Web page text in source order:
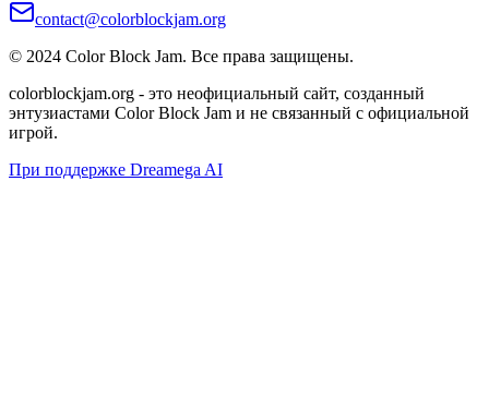
contact@colorblockjam.org
© 2024 Color Block Jam. Все права защищены.
colorblockjam.org - это неофициальный сайт, созданный
энтузиастами Color Block Jam и не связанный с официальной
игрой.
При поддержке Dreamega AI